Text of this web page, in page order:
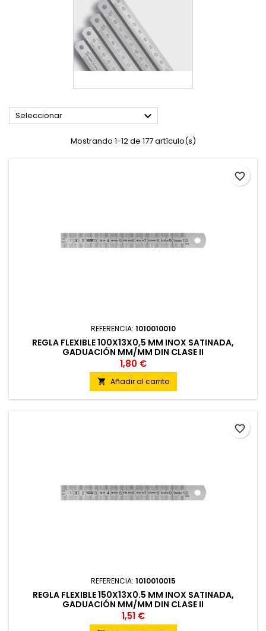
Seleccionar 
Mostrando 1-12 de 177 artículo(s)
REFERENCIA: 1010010010
REGLA FLEXIBLE 100X13X0,5 MM INOX SATINADA,
GADUACIÓN MM/MM DIN CLASE II
1,80 €
 Añadir al carrito
favorite_border
REFERENCIA: 1010010015
REGLA FLEXIBLE 150X13X0.5 MM INOX SATINADA,
GADUACIÓN MM/MM DIN CLASE II
1,51 €
favorite_border